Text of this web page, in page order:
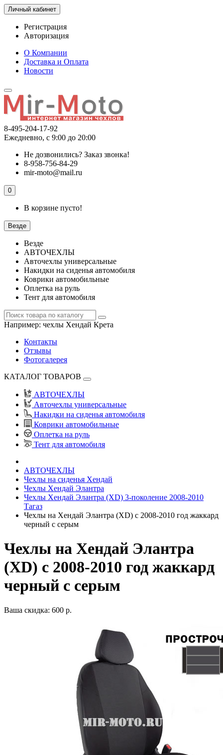
Личный кабинет
Регистрация
Авторизация
О Компании
Доставка и Оплата
Новости
8-495-204-17-92
Ежедневно, с 9:00 до 20:00
Не дозвонились? Заказ звонка!
8-958-756-84-29
mir-moto@mail.ru
0
В корзине пусто!
Везде
Везде
АВТОЧЕХЛЫ
Авточехлы универсальные
Накидки на сиденья автомобиля
Коврики автомобильные
Оплетка на руль
Тент для автомобиля
Например: чехлы Хендай Крета
Контакты
Отзывы
Фотогалерея
КАТАЛОГ ТОВАРОВ
АВТОЧЕХЛЫ
Авточехлы универсальные
Накидки на сиденья автомобиля
Коврики автомобильные
Оплетка на руль
Тент для автомобиля
АВТОЧЕХЛЫ
Чехлы на сиденья Хендай
Чехлы Хендай Элантра
Чехлы Хендай Элантра (XD) 3-поколение 2008-2010
Тагаз
Чехлы на Хендай Элантра (XD) с 2008-2010 год жаккард
черный с серым
Чехлы на Хендай Элантра
(XD) с 2008-2010 год жаккард
черный с серым
Ваша скидка: 600 р.